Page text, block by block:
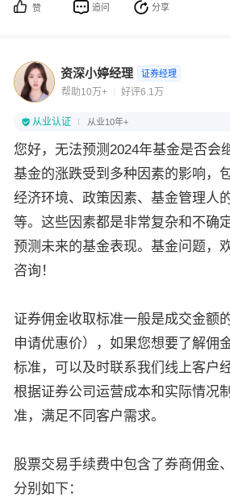
赞 追问 分享
资深小婷经理 证券经理
帮助10万+ 好评6.1万
从业认证 从业10年+
您好，无法预测2024年基金是否会
基金的涨跌受到多种因素的影响，
经济环境、政策因素、基金管理人
等。这些因素都是非常复杂和不确
预测未来的基金表现。基金问题，
咨询！
证券佣金收取标准一般是成交金额
申请优惠价），如果您想要了解佣
标准，可以及时联系我们线上客户
根据证券公司运营成本和实际情况
准，满足不同客户需求。
股票交易手续费中包含了券商佣金
分别如下：